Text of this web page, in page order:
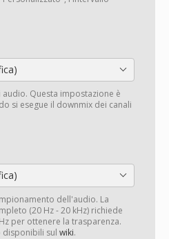
Questa impostazione è
si esegue il downmix dei canali
dell'audio. La
(20 Hz - 20 kHz) richiede
per ottenere la trasparenza.
sul wiki.